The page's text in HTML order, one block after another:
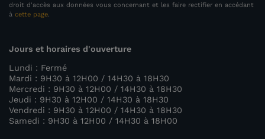
droit d'accès aux données vous concernant et les faire rectifier en accédant
à cette page.
Jours et horaires d'ouverture
Lundi : Fermé
Mardi : 9H30 à 12H00 / 14H30 à 18H30
Mercredi : 9H30 à 12H00 / 14H30 à 18H30
Jeudi : 9H30 à 12H00 / 14H30 à 18H30
Vendredi : 9H30 à 12H00 / 14H30 à 18H30
Samedi : 9H30 à 12H00 / 14H30 à 18H00